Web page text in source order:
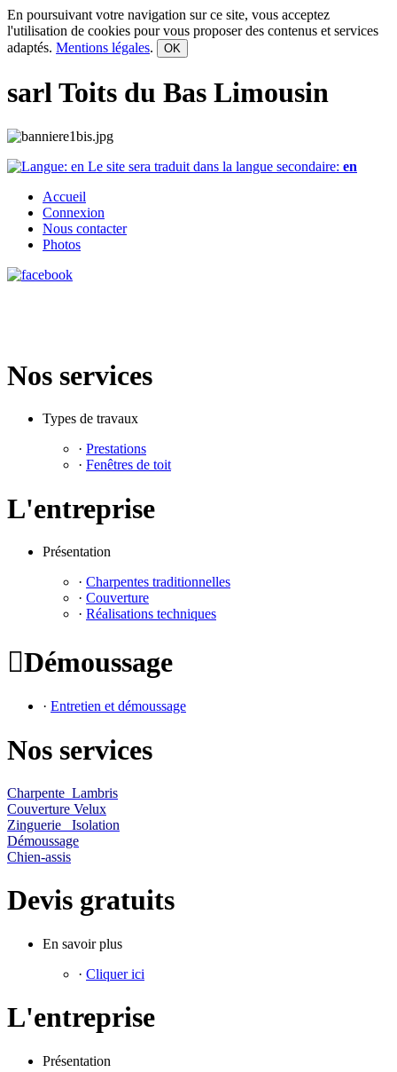
En poursuivant votre navigation sur ce site, vous acceptez
l'utilisation de cookies pour vous proposer des contenus et services
adaptés. Mentions légales. OK
sarl Toits du Bas Limousin
Le site sera traduit dans la langue secondaire: en
Accueil
Connexion
Nous contacter
Photos
Nos services
Types de travaux
· Prestations
· Fenêtres de toit
L'entreprise
Présentation
· Charpentes traditionnelles
· Couverture
· Réalisations techniques
Démoussage
· Entretien et démoussage
Nos services
Charpente Lambris
Couverture Velux
Zinguerie Isolation
Démoussage
Chien-assis
Devis gratuits
En savoir plus
· Cliquer ici
L'entreprise
Présentation